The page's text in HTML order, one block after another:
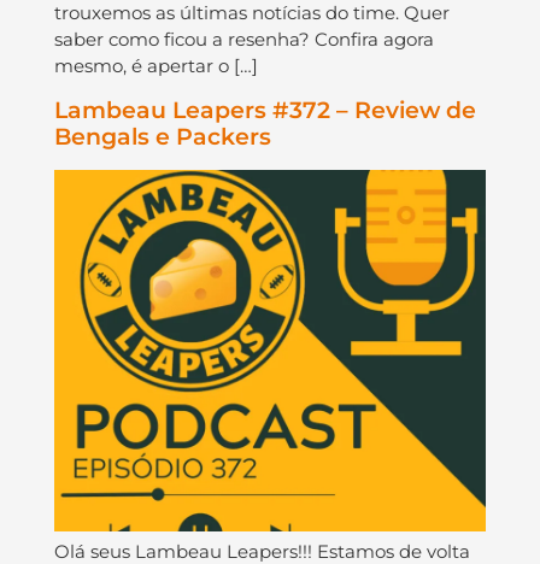
trouxemos as últimas notícias do time. Quer
saber como ficou a resenha? Confira agora
mesmo, é apertar o […]
Lambeau Leapers #372 – Review de
Bengals e Packers
Olá seus Lambeau Leapers!!! Estamos de volta